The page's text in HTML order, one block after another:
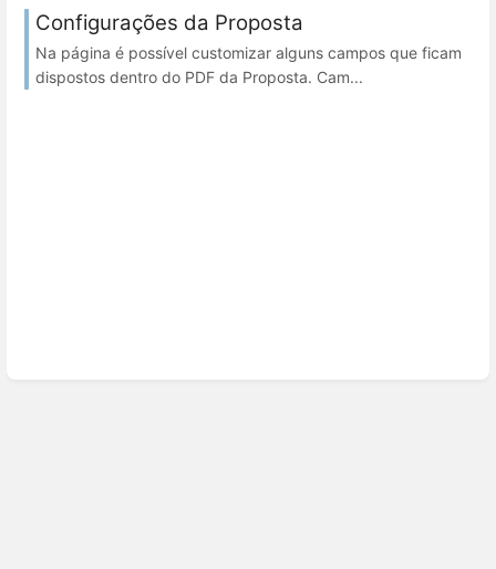
Configurações da Proposta
Na página é possível customizar alguns campos que ficam
dispostos dentro do PDF da Proposta. Cam...